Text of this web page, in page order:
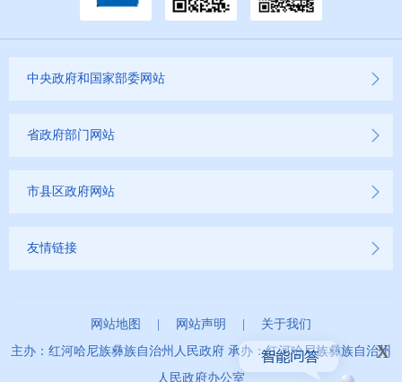
中央政府和国家部委网站
省政府部门网站
市县区政府网站
友情链接
网站地图 网站声明
关于我们
主办：红河哈尼族彝族自治州人民政府 承办：红河哈尼族彝族自治州
人民政府办公室
x